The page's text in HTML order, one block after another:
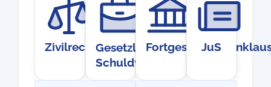
ZivilrechtGesetzliche
Schuldverhältnisse
JuS